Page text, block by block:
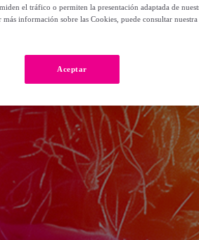
el tráfico o permiten la presentación adaptada de
información sobre las Cookies, puede consultar
Aceptar